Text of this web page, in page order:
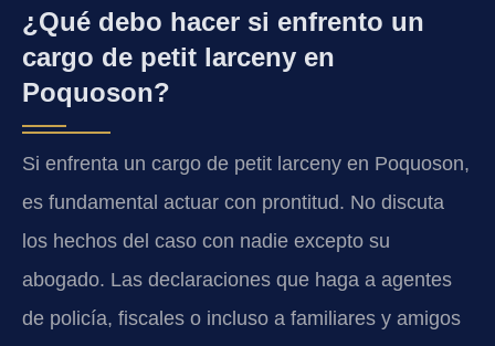
¿Qué debo hacer si enfrento un
cargo de petit larceny en
Poquoson?
Si enfrenta un cargo de petit larceny en Poquoson,
es fundamental actuar con prontitud. No discuta
los hechos del caso con nadie excepto su
abogado. Las declaraciones que haga a agentes
de policía, fiscales o incluso a familiares y amigos